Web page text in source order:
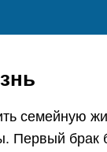
семейную
Первый брак